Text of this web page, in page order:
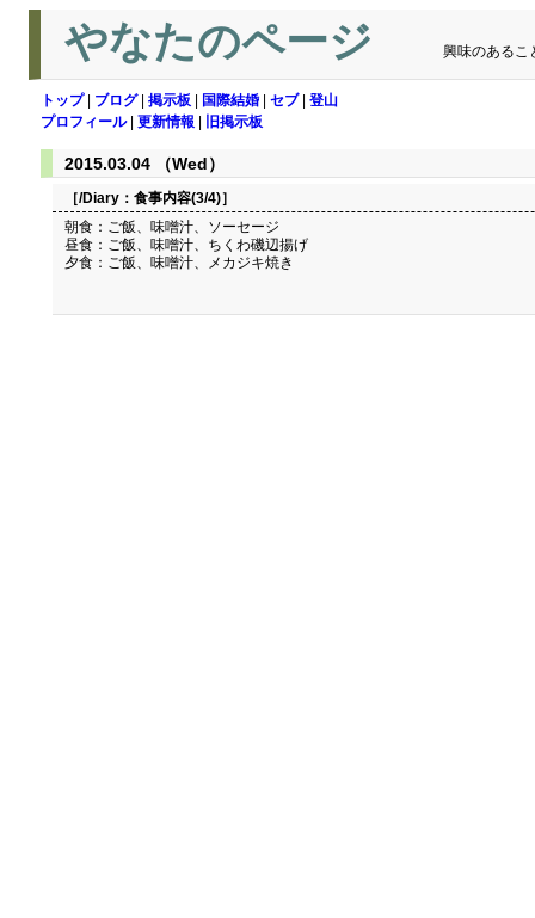
やなたのページ 興味のあるこ
トップ| ブログ| 掲示板 国際結婚 セブ| 登山
プロフィール| 更新情報 旧掲示板
2015.03.04 （Wed）
［/Diary： 食事内容(3/4)］
朝食：ご飯、味噌汁、ソーセージ
昼食：ご飯、味噌汁、ちくわ磯辺揚げ
夕食：ご飯、味噌汁、メカジキ焼き